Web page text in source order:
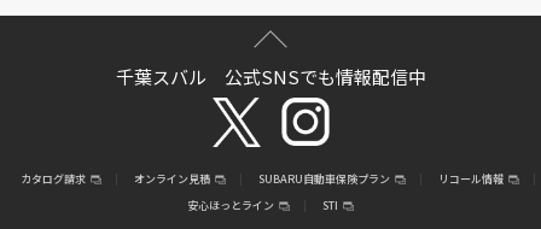
千葉スバル 公式SNSでも情報配信中
カタログ請求 オンライン見積 SUBARU自動車保険プラン
リコール情報
安心ほっとライン
STI